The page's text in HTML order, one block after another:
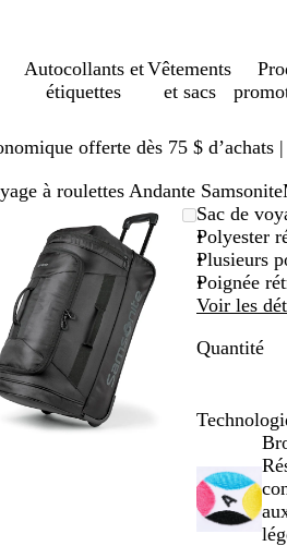
Autocollants et
étiquettes
Vêtements
et sacs
offerte dès 75 $ d’achats |
à roulettes Andante
zoomable
Zoomé
à
minimum
Cliquez
pour
agrandir
Utilisez
les
touches
« plus »
et
« moins »
pour
zoomer,
et
les
Sac de
Polyester
Plusieurs
Poignée
Voir les
Quantité